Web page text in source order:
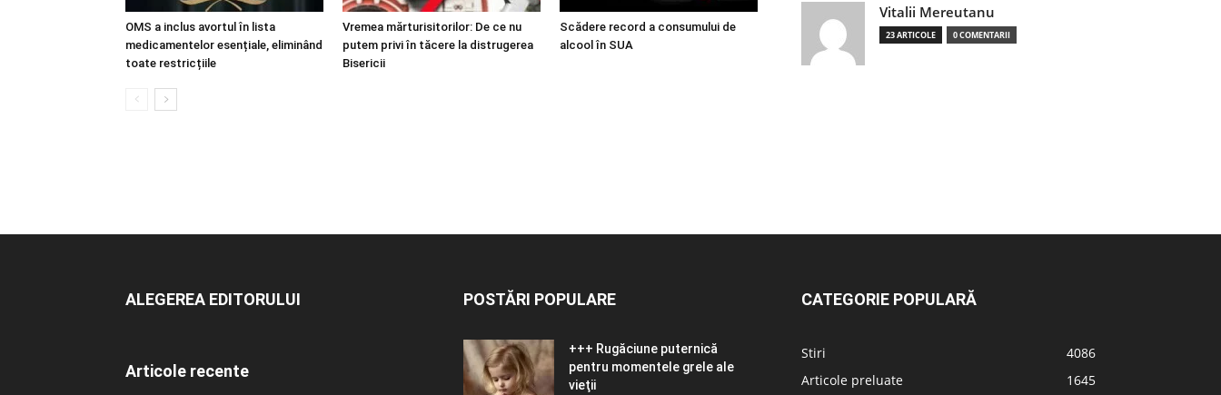
OMS a inclus avortul în lista
medicamentelor esențiale, eliminând
toate restricțiile
Vremea mărturisitorilor: De ce nu
putem privi în tăcere la distrugerea
Bisericii
Scădere record a consumului de
alcool în SUA
Vitalii Mereutanu
23 ARTICOLE 0 COMENTARII
ALEGEREA EDITORULUI
Articole recente
POSTĂRI POPULARE
+++ Rugăciune puternică
pentru momentele grele ale
vieţii
CATEGORIE POPULARĂ
Stiri
4086
Articole preluate
1645